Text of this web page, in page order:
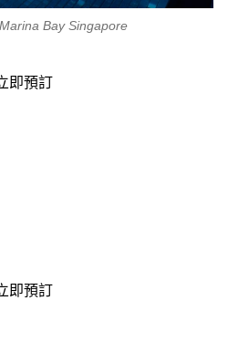
Bay Singapore
即預訂
即預訂